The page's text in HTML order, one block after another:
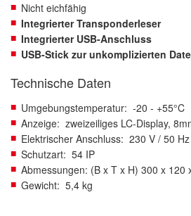
Nicht eichfähig
Integrierter Transponderleser
Integrierter USB-Anschluss
USB-Stick zur unkomplizierten
Technische Daten
Umgebungstemperatur: -20 - +55°C
Anzeige: zweizeiliges LC-Display,
Elektrischer Anschluss: 230 V / 50 Hz
Schutzart: 54 IP
Abmessungen: (B x T x H) 300 x 120
Gewicht: 5,4 kg